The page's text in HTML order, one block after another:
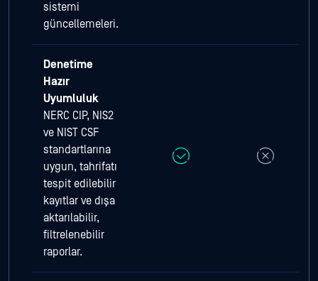
sistemi
güncellemeleri.
Denetime
Hazır
Uyumluluk
NERC CIP, NIS2
ve NIST CSF
standartlarına
uygun, tahrifatı
tespit edilebilir
kayıtlar ve dışa
aktarılabilir,
filtrelenebilir
raporlar.